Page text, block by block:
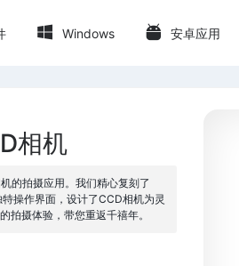
Windows 安卓应用
相机
的拍摄应用。我们精心复刻了
操作界面，设计了CCD相机为灵
拍摄体验，带您重返千禧年。